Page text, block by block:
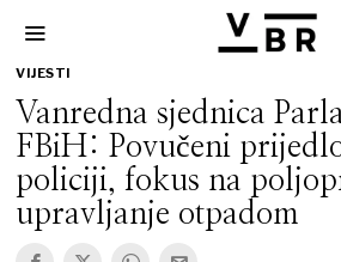
VIJESTI
Vanredna sjednica
FBiH: Povučeni
policiji, fokus na
upravljanje otpadom